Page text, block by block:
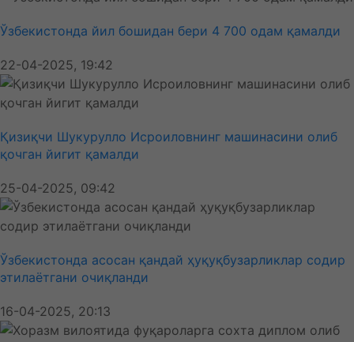
Ўзбекистонда йил бошидан бери 4 700 одам қамалди
22-04-2025, 19:42
Қизиқчи Шукурулло Исроиловнинг машинасини олиб
қочган йигит қамалди
25-04-2025, 09:42
Ўзбекистонда асосан қандай ҳуқуқбузарликлар содир
этилаётгани очиқланди
16-04-2025, 20:13